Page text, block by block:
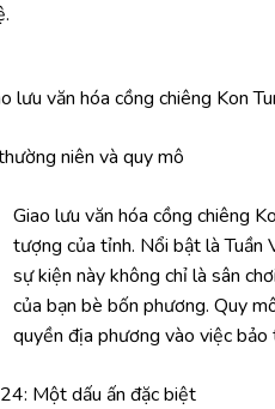
lưu văn hóa cồng chiêng Kon
niên và quy mô
Giao lưu văn hóa cồng chiêng
tượng của tỉnh. Nổi bật là Tuần
sự kiện này không chỉ là sân
của bạn bè bốn phương. Quy
quyền địa phương vào việc
Một dấu ấn đặc biệt